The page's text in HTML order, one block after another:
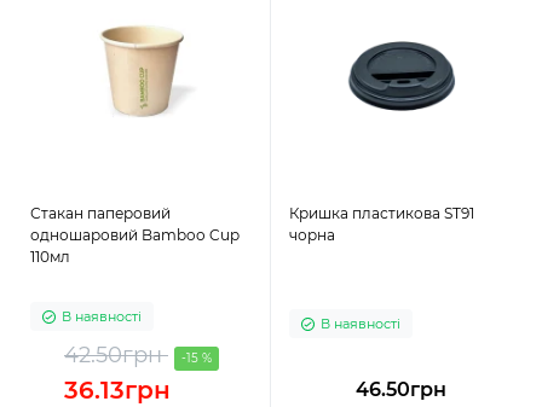
Стакан паперовий
одношаровий Bamboo Cup
110мл
В наявності
42.50грн -15 %
36.13грн
Кришка пластикова ST91
чорна
В наявності
46.50грн